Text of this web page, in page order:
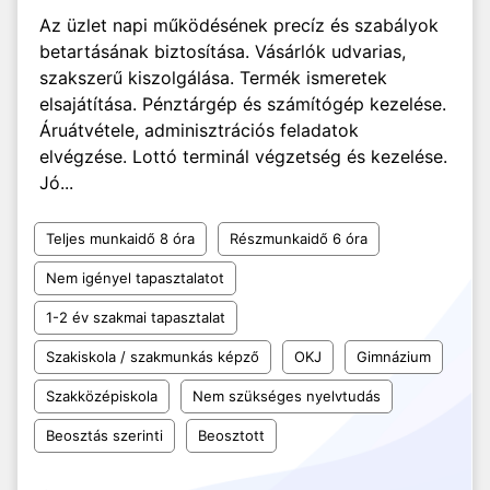
Az üzlet napi működésének precíz és szabályok
betartásának biztosítása. Vásárlók udvarias,
szakszerű kiszolgálása. Termék ismeretek
elsajátítása. Pénztárgép és számítógép kezelése.
Áruátvétele, adminisztrációs feladatok
elvégzése. Lottó terminál végzetség és kezelése.
Jó...
Teljes munkaidő 8 óra Részmunkaidő 6 óra
Nem igényel tapasztalatot
1-2 év szakmai tapasztalat
Szakiskola / szakmunkás képző OKJ Gimnázium
Szakközépiskola Nem szükséges nyelvtudás
Beosztás szerinti Beosztott